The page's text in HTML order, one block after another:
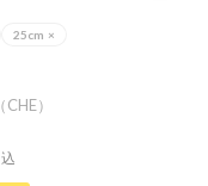
25cm ×
）